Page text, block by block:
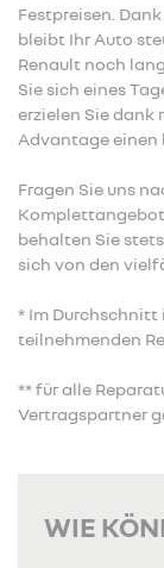
Festpreisen.
bleibt Ihr Auto
Renault noch
Sie sich eines
erzielen Sie dank
Advantage einen
Fragen Sie uns
Komplettangebot
behalten Sie
sich von den
* Im Durchschnitt
teilnehmenden
** für alle
Vertragspartner
WIE